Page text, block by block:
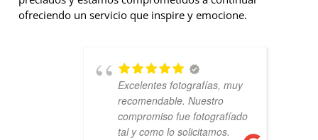
ofreciendo un servicio que inspire y emocione.
Excelentes fotografías, muy
recomendable. Nuestro
compromiso fue fotografíado
tal y como lo solicitamos.